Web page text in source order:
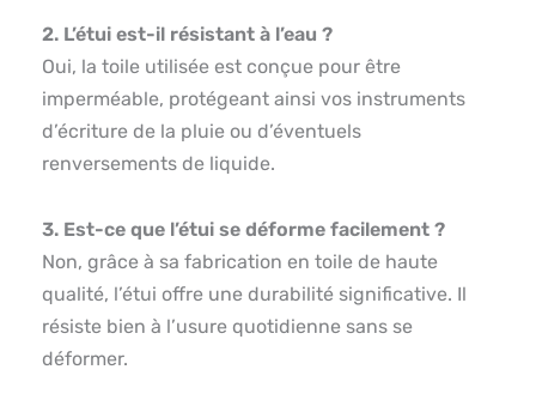
2. L’étui est-il résistant à l’eau ?
Oui, la toile utilisée est conçue pour être
imperméable, protégeant ainsi vos instruments
d’écriture de la pluie ou d’éventuels
renversements de liquide.
3. Est-ce que l’étui se déforme facilement ?
Non, grâce à sa fabrication en toile de haute
qualité, l’étui offre une durabilité significative. Il
résiste bien à l’usure quotidienne sans se
déformer.